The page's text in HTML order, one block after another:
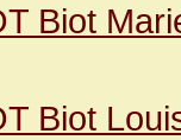
Biot
Biot